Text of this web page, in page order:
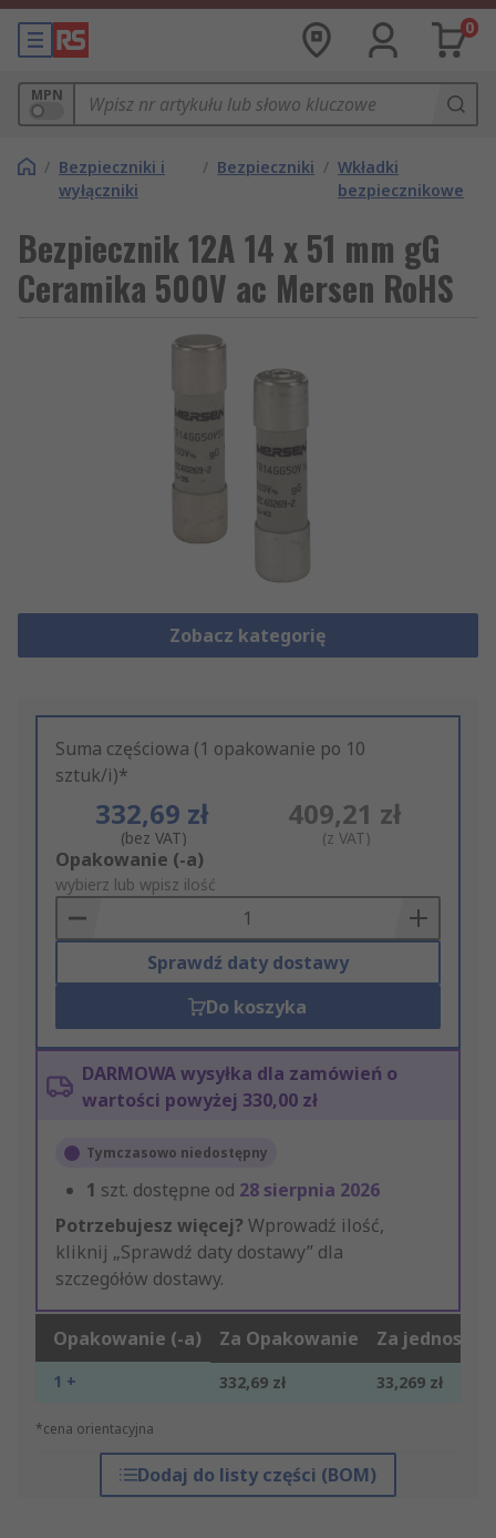
0
MPN
/ Bezpieczniki i
wyłączniki
/ Bezpieczniki / Wkładki
bezpiecznikowe
Bezpiecznik 12A 14 x 51 mm gG
Ceramika 500V ac Mersen RoHS
Zobacz kategorię
Suma częściowa (1 opakowanie po 10
sztuk/i)*
332,69 zł
(bez VAT)
409,21 zł
(z VAT)
Add
to
Basket
Opakowanie (-a)
wybierz lub wpisz ilość
Sprawdź daty dostawy
Do koszyka
DARMOWA wysyłka dla zamówień o
wartości powyżej 330,00 zł
Tymczasowo niedostępny
1 szt. dostępne od 28 sierpnia 2026
Potrzebujesz więcej? Wprowadź ilość,
kliknij „Sprawdź daty dostawy” dla
szczegółów dostawy.
Opakowanie (-a) Za Opakowanie Za
1 + 332,69 zł 33,269 zł
*cena orientacyjna
Dodaj do listy części (BOM)